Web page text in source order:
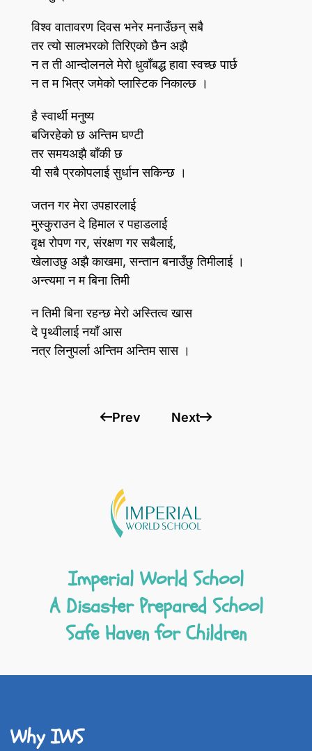
विश्व वातावरण दिवस भनेर मनाउँछन्‌ सबै
तर त्यो सालभरको तिरिएको छैन अझै
न त ती आन्दोलनले मेरो धुवाँबद्ध हावा स्वच्छ पार्छ
न त म भित्र जमेको प्लास्टिक निकाल्छ ।
है स्वार्थी मनुष्य
बजिरहेको छ अन्तिम घण्टी
तर समयअझै बाँकी छ
यी सबै प्रकोपलाई सुर्धान सकिन्छ ।
जतन गर मेरा उपहारलाई
मुस्कुराउन दे हिमाल र पहाडलाई
वृक्ष रोपण गर, संरक्षण गर सबैलाई,
खेलाउछु अझै काखमा, सन्तान बनाउँछु तिमीलाई ।
अन्त्यमा न म बिना तिमी
न तिमी बिना रहन्छ मेरो अस्तित्व खास
दे पृथ्वीलाई नयाँ आस
नत्र लिनुपर्ला अन्तिम अन्तिम सास ।
Prev Next
Imperial World School
A Disaster Prepared School
Safe Haven for Children
Why IWS